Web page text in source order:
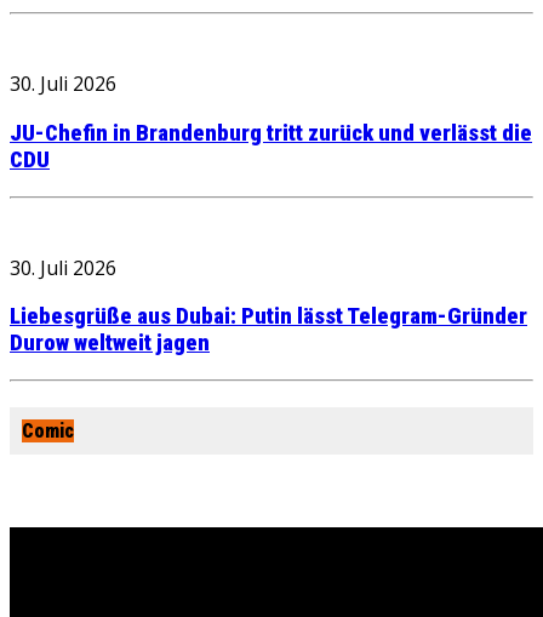
30. Juli 2026
JU-Chefin in Brandenburg tritt zurück und verlässt die
CDU
30. Juli 2026
Liebesgrüße aus Dubai: Putin lässt Telegram-Gründer
Durow weltweit jagen
Comic